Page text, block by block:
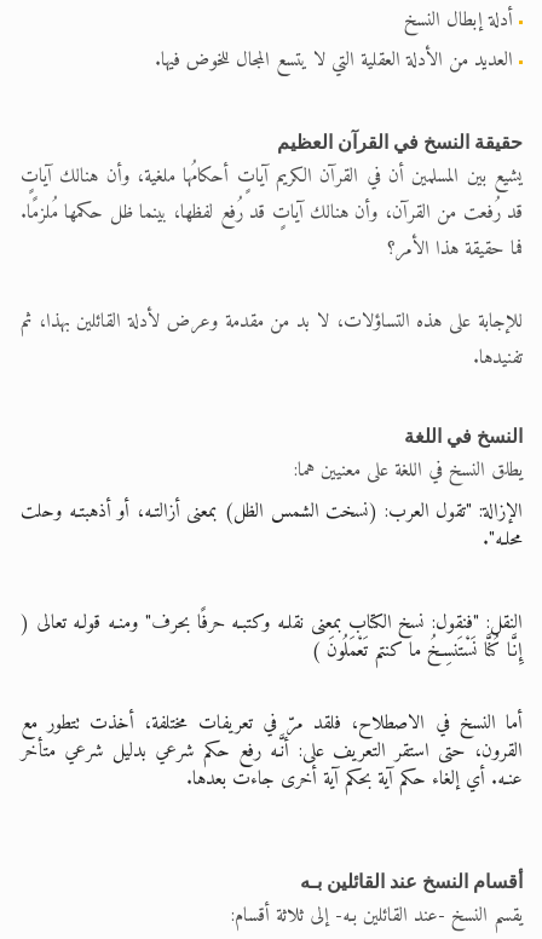
أدلة إبطال النسخ
العديد من الأدلة العقلية التي لا يتسع المجال للخوض فيها.
حقيقة النسخ في القرآن العظيم
يشيع بين المسلمين أن في القرآن الكريم آياتٍ أحكامُها ملغية، وأن هنالك آياتٍ
قد رُفعت من القرآن، وأن هنالك آياتٍ قد رُفع لفظها، بينما ظل حكمها مُلزمًا.
فما حقيقة هذا الأمر؟
للإجابة على هذه التساؤلات، لا بد من مقدمة وعرض لأدلة القائلين بهذا، ثم
تفنيدها.
النسخ في اللغة
يطلق النسخ في اللغة على معنيين هما:
الإزالة: "تقول العرب: (نسخت الشمس الظل) بمعنى أزالتـه، أو أذهبتـه وحلت
محلـه".
النقل: "فنقول: نسخ الكتاب بمعنى نقلـه وكتبـه حرفًا بحرف" ومنـه قولـه تعالى (
إِنَّا كُنَّا نَسْتَنسِخُ ما كنتم تَعْمَلُونَ )
أما النسخ في الاصطلاح، فلقد مرّ في تعريفات مختلفة، أخذت تتطور مع
القرون، حتى استقر التعريف على: أنَّـه رفع حكم شرعي بدليل شرعي متأخر
عنـه. أي إلغاء حكم آية بحكم آية أخرى جاءت بعدها.
أقسام النسخ عند القائلين بـه
يقسم النسخ -عند القائلين بـه- إلى ثلاثة أقسام: